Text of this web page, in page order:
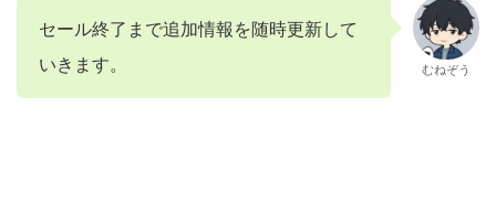
セール終了まで追加情報を随時更新して
いきます。
むねぞう